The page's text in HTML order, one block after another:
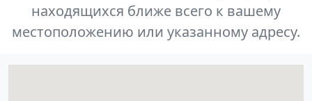
находящихся ближе всего к вашему
местоположению или указанному адресу.